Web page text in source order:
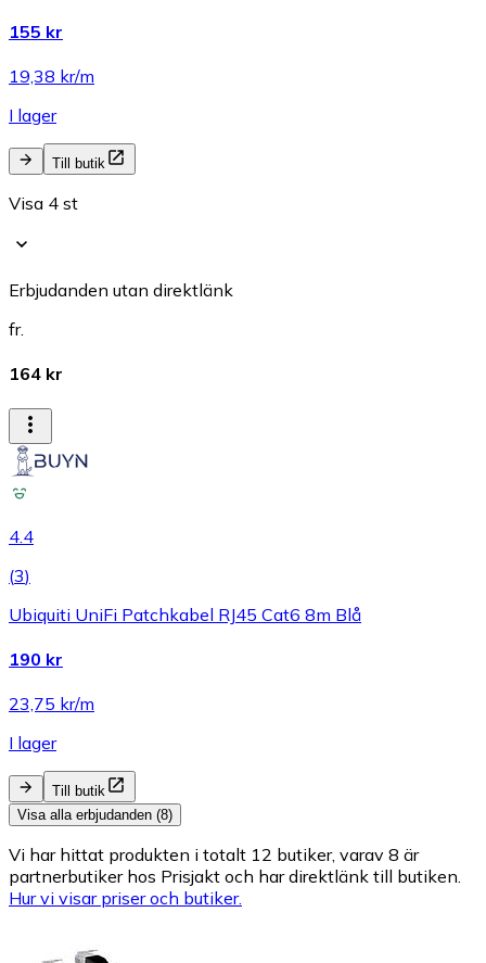
155 kr
19,38 kr/m
I lager
Till butik
Visa 4 st
Erbjudanden utan direktlänk
fr.
164 kr
4.4
(3)
Ubiquiti UniFi Patchkabel RJ45 Cat6 8m Blå
190 kr
23,75 kr/m
I lager
Till butik
Visa alla erbjudanden (8)
Vi har hittat produkten i totalt 12 butiker, varav 8 är
partnerbutiker hos Prisjakt och har direktlänk till butiken.
Hur vi visar priser och butiker.